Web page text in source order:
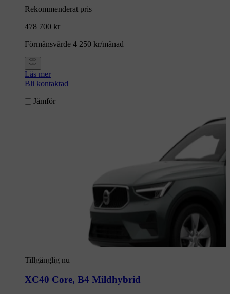
Rekommenderat pris
478 700 kr
Förmånsvärde 4 250 kr/månad
Läs mer
Bli kontaktad
Jämför
Tillgänglig nu
XC40 Core, B4 Mildhybrid